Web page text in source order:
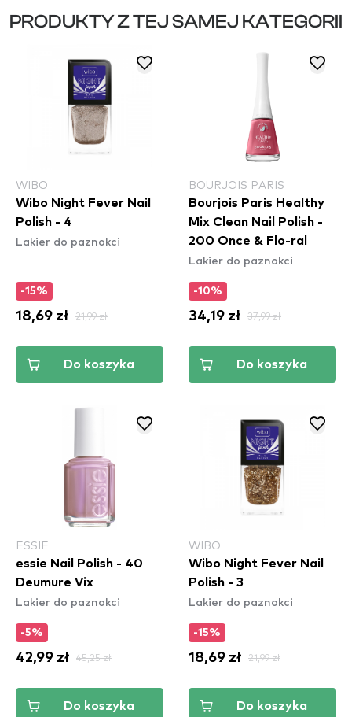
PRODUKTY Z TEJ SAMEJ KATEGORII
WIBO
Wibo Night Fever Nail
Polish - 4
Lakier do paznokci
-15%
18,69 zł 21,99 zł
Do koszyka
BOURJOIS PARIS
Bourjois Paris Healthy
Mix Clean Nail Polish -
200 Once & Flo-ral
Lakier do paznokci
-10%
34,19 zł 37,99 zł
Do koszyka
ESSIE
essie Nail Polish - 40
Deumure Vix
Lakier do paznokci
-5%
42,99 zł 45,25 zł
Do koszyka
WIBO
Wibo Night Fever Nail
Polish - 3
Lakier do paznokci
-15%
18,69 zł 21,99 zł
Do koszyka